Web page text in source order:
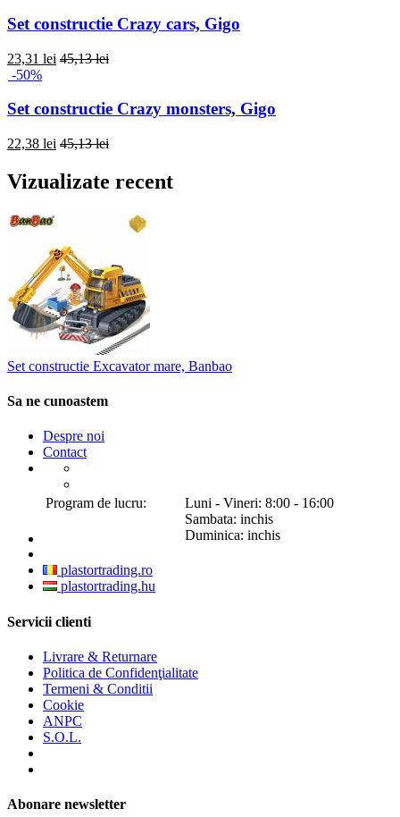
Set constructie Crazy cars, Gigo
23,31 lei 45,13 lei
-50%
Set constructie Crazy monsters, Gigo
22,38 lei 45,13 lei
Vizualizate recent
Set constructie Excavator mare, Banbao
Sa ne cunoastem
Despre noi
Contact
Program de lucru:
Luni - Vineri: 8:00 - 16:00
Sambata: inchis
Duminica: inchis
plastortrading.ro
plastortrading.hu
Servicii clienti
Livrare & Returnare
Politica de Confidenţialitate
Termeni & Conditii
Cookie
ANPC
S.O.L.
Abonare newsletter